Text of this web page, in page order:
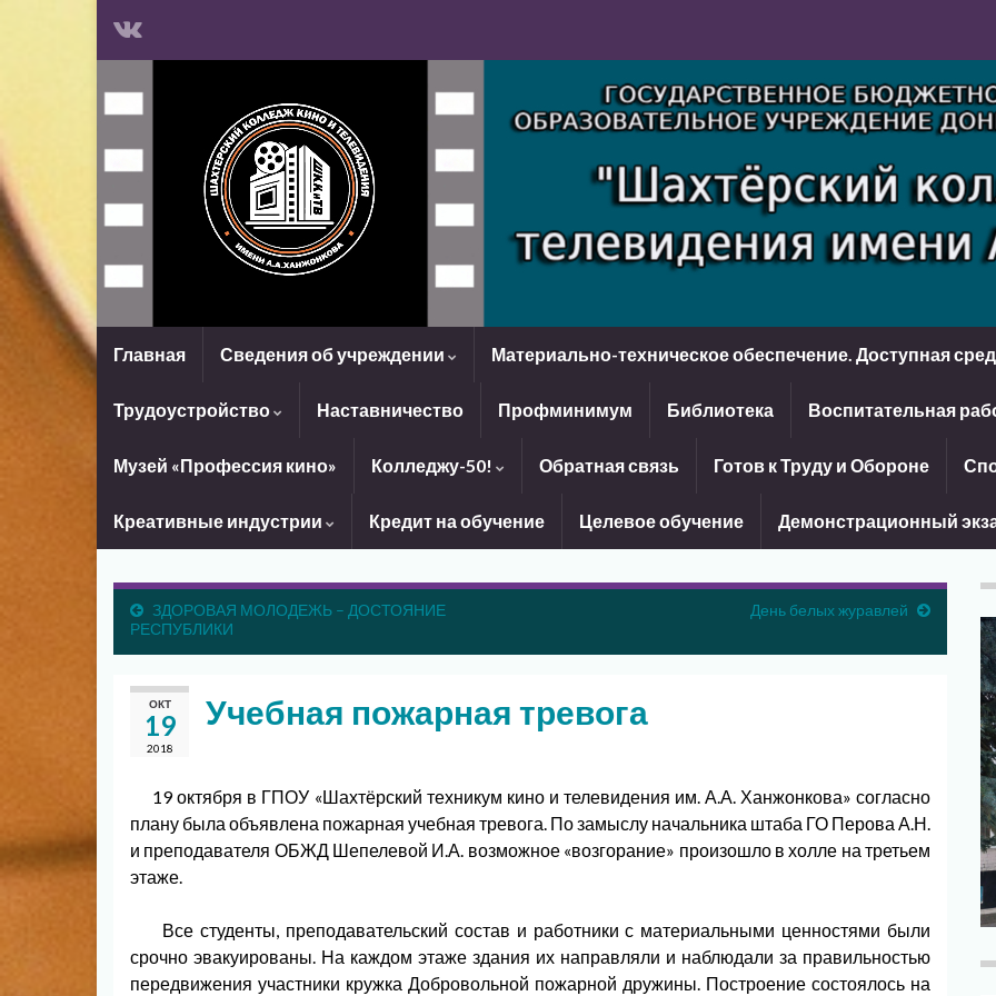
Главная Сведения об учреждении Материально-техническое обеспечение. Доступная
Трудоустройство Наставничество Профминимум Библиотека Воспитательная
Музей «Профессия кино» Колледжу-50! Обратная связь Готов к Труду и Обороне
Креативные индустрии Кредит на обучение Целевое обучение Демонстрационный
ЗДОРОВАЯ МОЛОДЕЖЬ – ДОСТОЯНИЕ
РЕСПУБЛИКИ
День белых журавлей
ОКТ
19
2018
Учебная пожарная тревога
19 октября в ГПОУ «Шахтёрский техникум кино и телевидения им. А.А. Ханжонкова» согласно
плану была объявлена пожарная учебная тревога. По замыслу начальника штаба ГО Перова А.Н.
и преподавателя ОБЖД Шепелевой И.А. возможное «возгорание» произошло в холле на третьем
этаже.
Все студенты, преподавательский состав и работники с материальными ценностями были
срочно эвакуированы. На каждом этаже здания их направляли и наблюдали за правильностью
передвижения участники кружка Добровольной пожарной дружины. Построение состоялось на